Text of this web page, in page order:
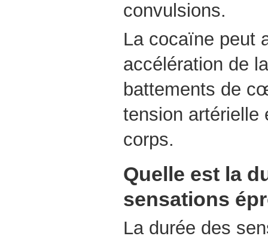
convulsions.
La cocaïne peut
accélération de
battements de
tension artérielle
corps.
Quelle est la
sensations
La durée des